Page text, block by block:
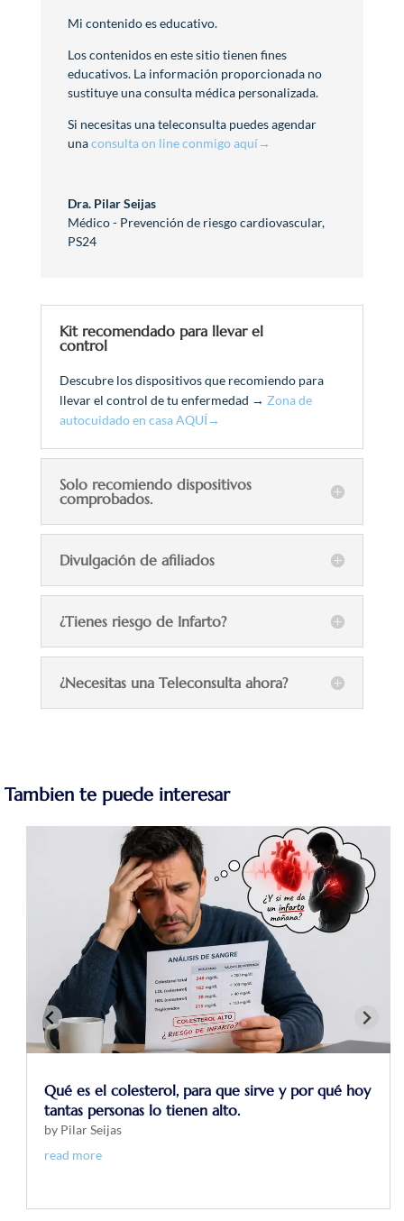
Mi contenido es educativo.
Los contenidos en este sitio tienen fines
educativos. La información proporcionada no
sustituye una consulta médica personalizada.
Si necesitas una teleconsulta puedes agendar
unaconsulta on line conmigo aquí→
Dra. Pilar Seijas
Médico - Prevención de riesgo cardiovascular,
PS24
Kit recomendado para llevar el
control
Descubre los dispositivos que recomiendo para
llevar el control de tu enfermedad → Zona de
autocuidado en casa AQUÍ→
Solo recomiendo dispositivos
comprobados.
Divulgación de afiliados
¿Tienes riesgo de Infarto?
¿Necesitas una Teleconsulta ahora?
Tambien te puede interesar
y por qué hoy Cómo saber si tengo la tensión
byPilar Seijas